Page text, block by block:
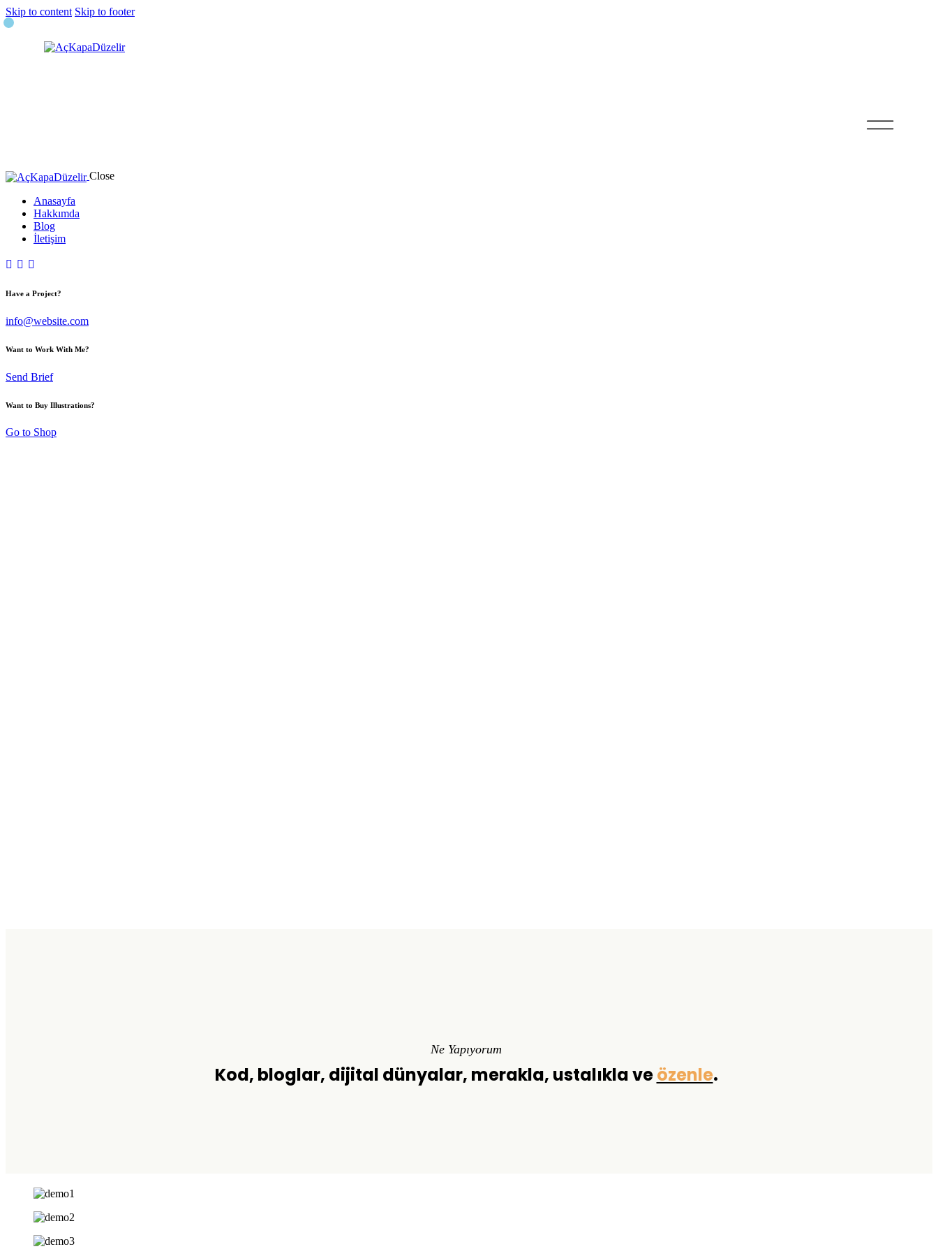
Skip to content Skip to footer
Close
Anasayfa
Hakkımda
Blog
İletişim
Have a Project?
info@website.com
Want to Work With Me?
Send Brief
Want to Buy Illustrations?
Go to Shop
Ne Yapıyorum
Kod, bloglar, dijital dünyalar, merakla, ustalıkla veözenle.